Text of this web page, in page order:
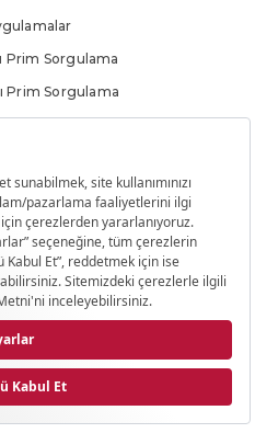
Prim Sorgulama
Prim Sorgulama
Bilgilendirmesi
Paralar
Sahipliği Sorgulama Ekranı
MEDYA